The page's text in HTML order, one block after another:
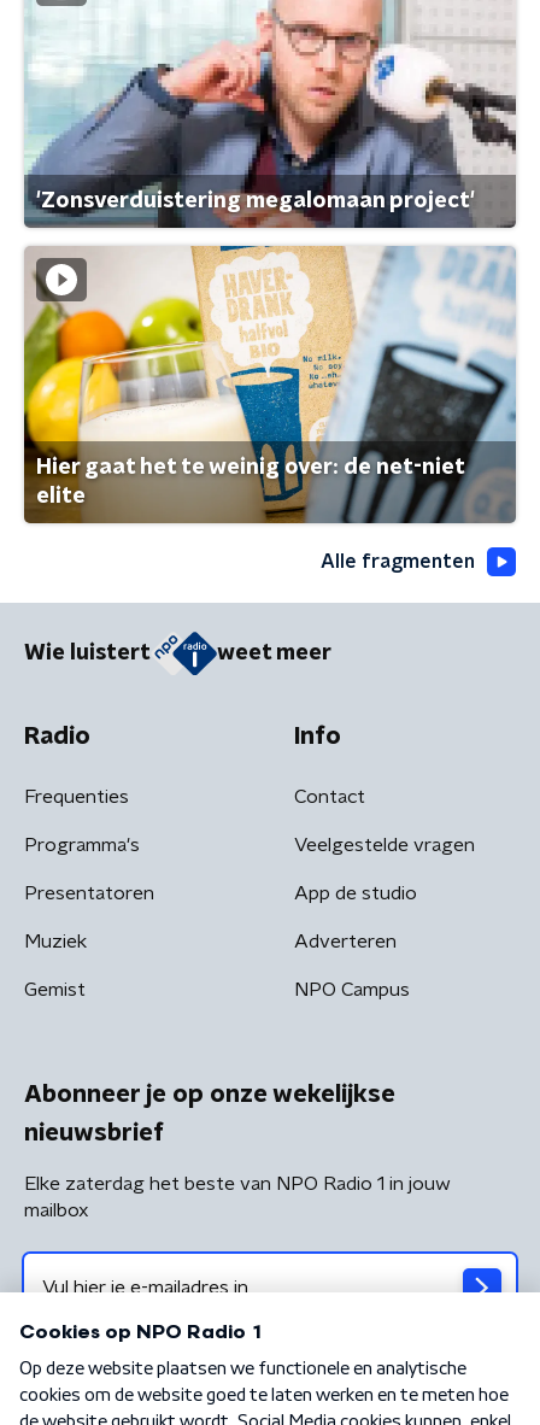
'Zonsverduistering megalomaan project'
Hier gaat het te weinig over: de net-niet
elite
Alle fragmenten
Wie luistert weet meer
Radio
Frequenties
Programma's
Presentatoren
Muziek
Gemist
Info
Contact
Veelgestelde vragen
App de studio
Adverteren
NPO Campus
Abonneer je op onze wekelijkse
nieuwsbrief
Elke zaterdag het beste van NPO Radio 1 in jouw
mailbox